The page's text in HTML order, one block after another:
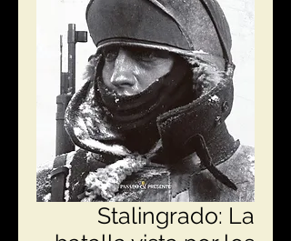
Stalingrado: La